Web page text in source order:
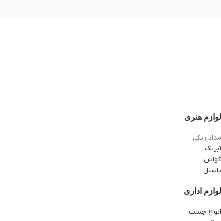
لوازم هنری
مداد رنگی
آبرنگ
گواش
پاستل
لوازم اداری
انواع چسب